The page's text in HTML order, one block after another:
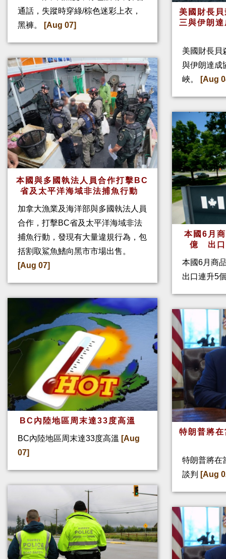
通話，失蹤時穿綠/棕色迷彩上衣，
黑褲。
[Aug 07]
本國與多國執法人員合作打擊BC
省及太平洋海域非法捕魚行動
加拿大漁業及海洋部與多國執法人員
合作，打擊BC省及太平洋海域非法
捕魚行動，發現有大量違規行為，包
括割取鯊魚鰭向黑市市場出售。
[Aug 07]
BC內陸地區周末達33度高溫
BC內陸地區周末達33度高溫 [Aug
07]
美國財長
三與伊朗
美國財長貝
與伊朗達成
峽。
[Aug
本國6月
億 出口
本國6月商
出口連升5
特朗普將
特朗普將在
談判
[Aug